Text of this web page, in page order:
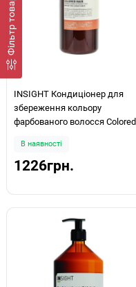
Фiльтр товарів
INSIGHT Кондиціонер для
збереження кольору
фарбованого волосся Colored
900мл
В наявності
1226грн.